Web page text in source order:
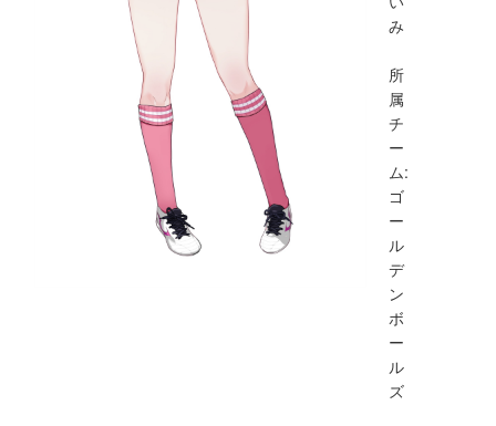
み
所
属
チ
ー
ム:
ゴ
ー
ル
デ
ン
ボ
ー
ル
ズ